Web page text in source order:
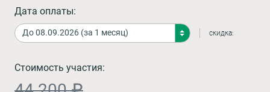
Дата оплаты:
скидка:
Стоимость участия: